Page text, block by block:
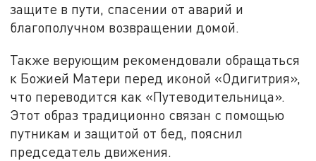
защите в пути, спасении от аварий и
благополучном возвращении домой.
Также верующим рекомендовали обращаться
к Божией Матери перед иконой «Одигитрия»,
что переводится как «Путеводительница».
Этот образ традиционно связан с помощью
путникам и защитой от бед, пояснил
председатель движения.